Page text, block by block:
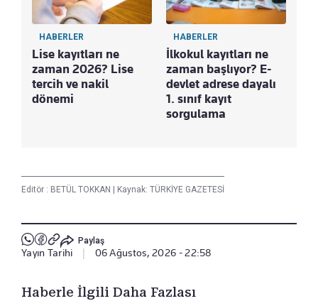
HABERLER
Lise kayıtları ne
zaman 2026? Lise
tercih ve nakil
dönemi
HABERLER
İlkokul kayıtları ne
zaman başlıyor? E-
devlet adrese dayalı
1. sınıf kayıt
sorgulama
Editör : BETÜL TOKKAN Kaynak: TÜRKİYE GAZETESİ
Paylaş
Yayın Tarihi 06 Ağustos, 2026 - 22:58
Haberle İlgili Daha Fazlası